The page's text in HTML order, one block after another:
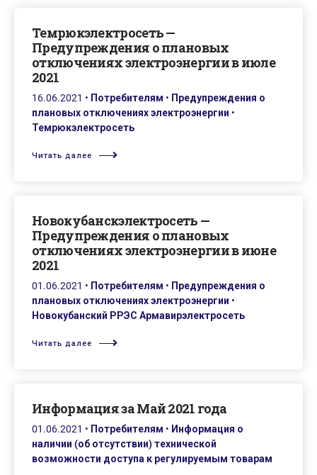
Темрюкэлектросеть —
Предупреждения о плановых
отключениях электроэнергии в июле
2021
16.06.2021 • Потребителям • Предупреждения о
плановых отключениях электроэнергии •
Темрюкэлектросеть
Читать далее
Новокубанскэлектросеть —
Предупреждения о плановых
отключениях электроэнергии в июне
2021
01.06.2021 • Потребителям • Предупреждения о
плановых отключениях электроэнергии •
Новокубанский РРЭС Армавирэлектросеть
Читать далее
Информация за Май 2021 года
01.06.2021 • Потребителям • Информация о
наличии (об отсутствии) технической
возможности доступа к регулируемым товарам